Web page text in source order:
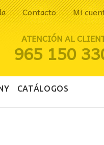
Contacto Mi
ATENCIÓN AL
965 150
CATÁLOGOS